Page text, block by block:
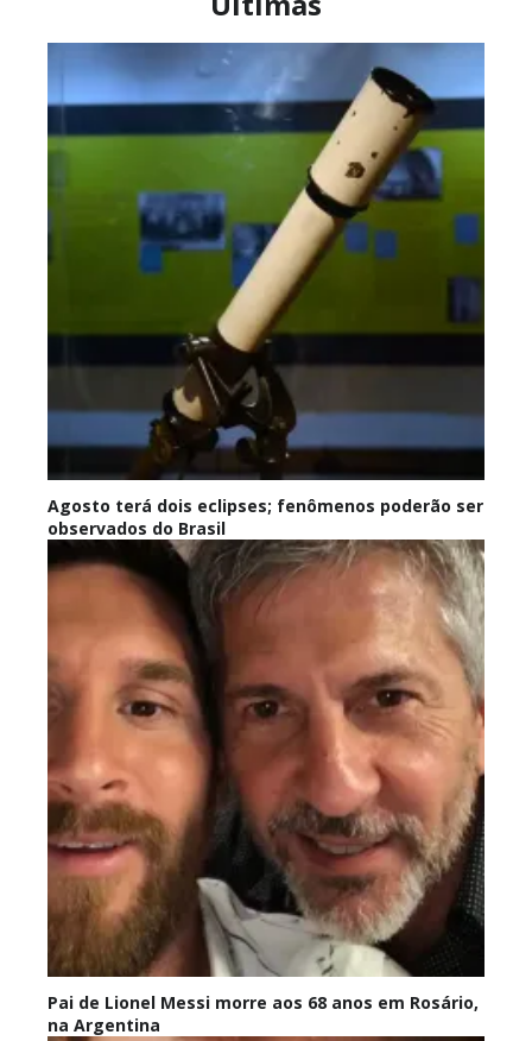
Agosto terá dois eclipses; fenômenos poderão ser
observados do Brasil
Pai de Lionel Messi morre aos 68 anos em Rosário,
na Argentina